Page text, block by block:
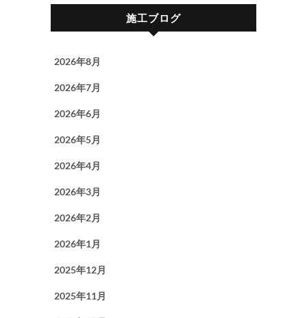
施工ブログ
2026年8月
2026年7月
2026年6月
2026年5月
2026年4月
2026年3月
2026年2月
2026年1月
2025年12月
2025年11月